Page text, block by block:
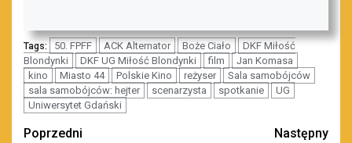
Tags: 50. FPFF ACK Alternator Boże Ciało
DKF Miłość
Blondynki
DKF UG Miłość Blondynki film
Jan Komasa
kino
Miasto 44 Polskie Kino reżyser
Sala samobójców
sala samobójców: hejter
scenarzysta spotkanie
UG
Uniwersytet Gdański
Zobacz
Poprzedni
Następny